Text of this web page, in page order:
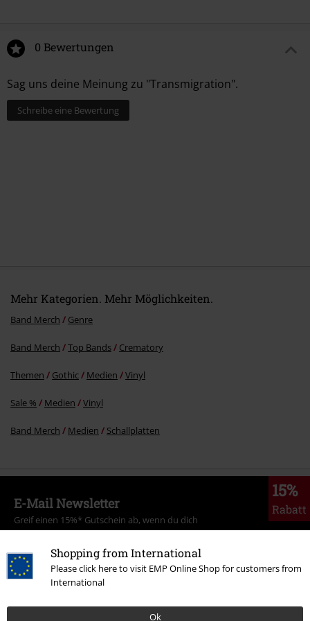
Shopping from International
Please click here to visit EMP Online Shop for customers from
International
Ok
0 Bewertungen
Sag uns deine Meinung zu "Transmigration".
Schreibe eine Bewertung
Mehr Kategorien. Mehr Möglichkeiten.
Band Merch Genre
Band Merch Top Bands Crematory
Themen Gothic Medien Vinyl
Sale % Medien Vinyl
Band Merch Medien Schallplatten
15%
Rabatt
E-Mail Newsletter
Greif einen 15%* Gutschein ab, wenn du dich
jetzt anmeldest!Mehr Infos
Ich bin damit einverstanden, den EMP-Newsletter zu erhalten und willige